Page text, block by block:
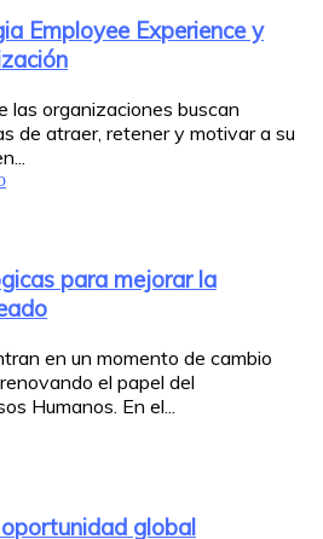
Employee Experience y
las organizaciones buscan
de atraer, retener y motivar a su
para mejorar la
en un momento de cambio
el papel del
Humanos. En el...
global